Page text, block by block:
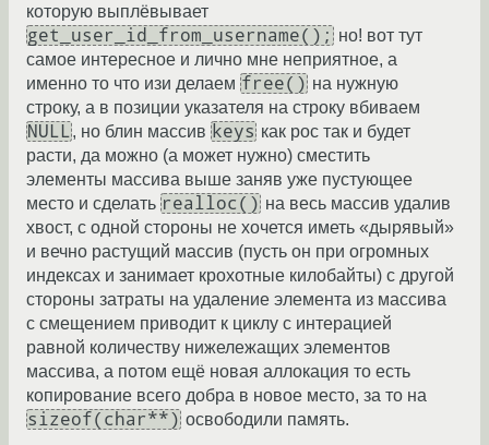
которую выплёвывает
get_user_id_from_username(); но! вот тут
самое интересное и лично мне неприятное, а
именно то что изи делаем free() на нужную
строку, а в позиции указателя на строку вбиваем
NULL, но блин массив keys как рос так и будет
расти, да можно (а может нужно) сместить
элементы массива выше заняв уже пустующее
место и сделать realloc() на весь массив удалив
хвост, с одной стороны не хочется иметь «дырявый»
и вечно растущий массив (пусть он при огромных
индексах и занимает крохотные килобайты) с другой
стороны затраты на удаление элемента из массива
с смещением приводит к циклу с интерацией
равной количеству нижележащих элементов
массива, а потом ещё новая аллокация то есть
копирование всего добра в новое место, за то на
sizeof(char**) освободили память.